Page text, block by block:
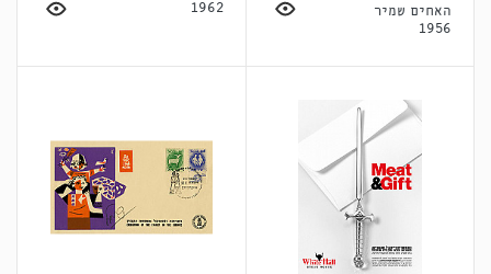
האחים שמיר
1956
1962